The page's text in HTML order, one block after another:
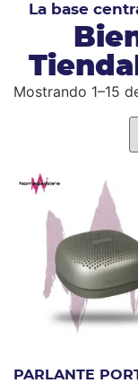
La base
Mostrando 1–15
PARLANTE